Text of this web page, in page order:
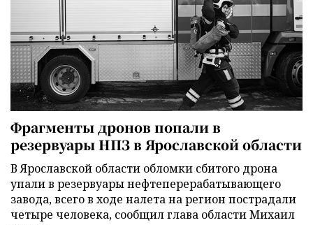
Фрагменты дронов попали в
резервуары НПЗ в Ярославской области
В Ярославской области обломки сбитого дрона
упали в резервуары нефтеперерабатывающего
завода, всего в ходе налета на регион пострадали
четыре человека, сообщил глава области Михаил